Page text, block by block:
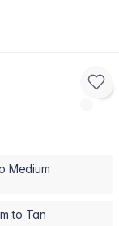
Medium
to Tan